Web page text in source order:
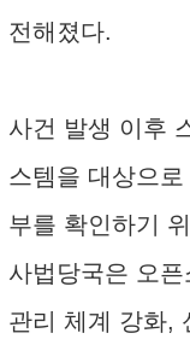
전해졌다.
사건 발생 이후
스템을 대상으
부를 확인하기
사법당국은 오
관리 체계 강화,